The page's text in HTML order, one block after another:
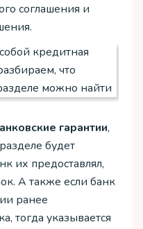
соглашения и
гарантии,
будет
их предоставлял,
А также если банк
ранее
тогда указывается